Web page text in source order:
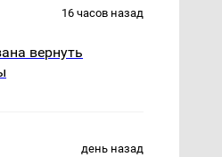
16 часов назад
вернуть
день назад